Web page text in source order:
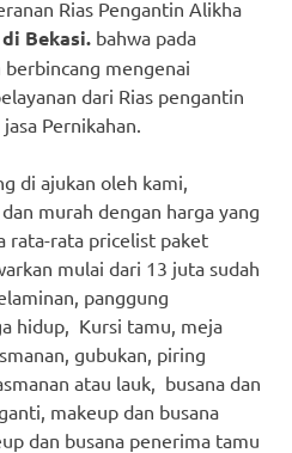
Rias Pengantin Alikha
Bekasi. bahwa pada
mengenai
dari Rias pengantin
Pernikahan.
di ajukan oleh kami,
murah dengan harga yang
rata-rata pricelist paket
mulai dari 13 juta sudah
panggung
hidup, Kursi tamu, meja
gubukan, piring
atau lauk, busana dan
makeup dan busana
dan busana penerima tamu